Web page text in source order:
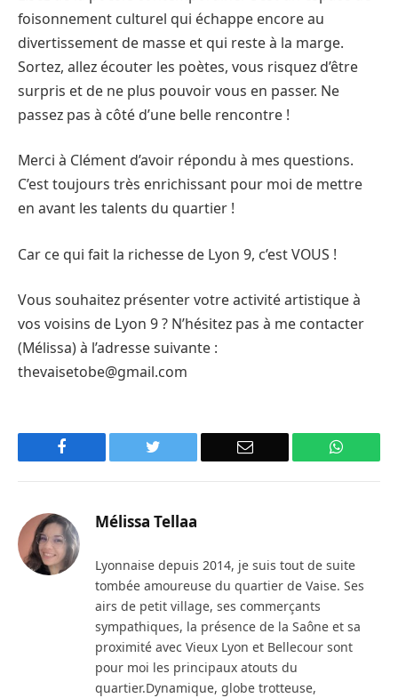
foisonnement culturel qui échappe encore au
divertissement de masse et qui reste à la marge.
Sortez, allez écouter les poètes, vous risquez d’être
surpris et de ne plus pouvoir vous en passer. Ne
passez pas à côté d’une belle rencontre !
Merci à Clément d’avoir répondu à mes questions.
C’est toujours très enrichissant pour moi de mettre
en avant les talents du quartier !
Car ce qui fait la richesse de Lyon 9, c’est VOUS !
Vous souhaitez présenter votre activité artistique à
vos voisins de Lyon 9 ? N’hésitez pas à me contacter
(Mélissa) à l’adresse suivante :
thevaisetobe@gmail.com
Email
Mélissa Tellaa
Lyonnaise depuis 2014, je suis tout de suite
tombée amoureuse du quartier de Vaise. Ses
airs de petit village, ses commerçants
sympathiques, la présence de la Saône et sa
proximité avec Vieux Lyon et Bellecour sont
pour moi les principaux atouts du
quartier.Dynamique, globe trotteuse,